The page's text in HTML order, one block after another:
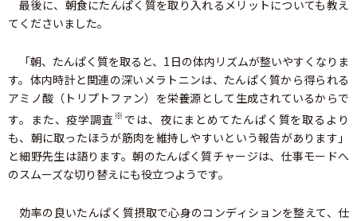
最後に、朝食にたんぱく質を取り入れるメリットについても教え
てくださいました。
「朝、たんぱく質を取ると、1日の体内リズムが整いやすくなりま
す。体内時計と関連の深いメラトニンは、たんぱく質から得られる
アミノ酸（トリプトファン）を栄養源として生成されているからで
す。また、疫学調査※ では、夜にまとめてたんぱく質を取るより
も、朝に取ったほうが筋肉を維持しやすいという報告があります」
と細野先生は語ります。朝のたんぱく質チャージは、仕事モードへ
のスムーズな切り替えにも役立つようです。
効率の良いたんぱく質摂取で心身のコンディションを整えて、仕